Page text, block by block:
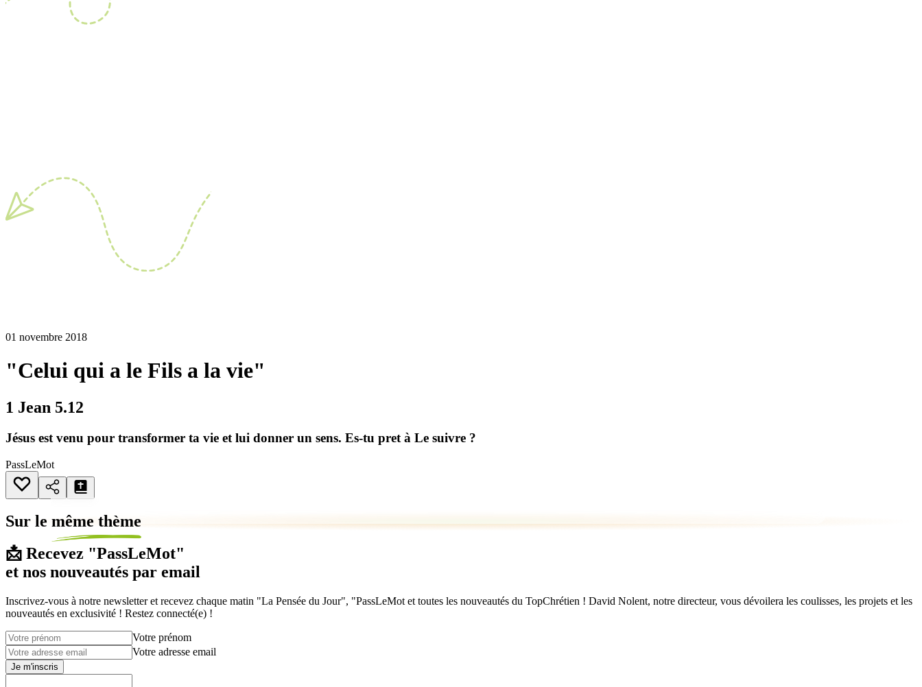
01 novembre 2018
"Celui qui a le Fils a la vie"
1 Jean 5.12
Jésus est venu pour transformer ta vie et lui donner un sens. Es-tu pret à Le suivre ?
PassLeMot
Sur le même thème
📩 Recevez "PassLeMot"
et nos nouveautés par email
Inscrivez-vous à notre newsletter et recevez chaque matin "La Pensée du Jour", "PassLeMot et toutes les nouveautés du TopChrétien ! David Nolent, notre directeur, vous dévoilera les coulisses, les projets et les
nouveautés en exclusivité ! Restez connecté(e) !
Votre prénom
Votre adresse email
Je m'inscris